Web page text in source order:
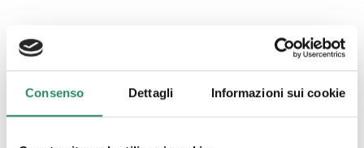
Consenso Dettagli Informazioni sui cookie